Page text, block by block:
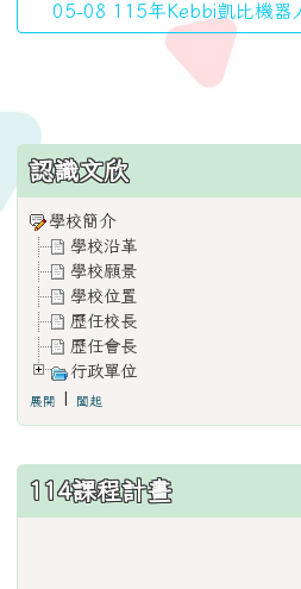
05-08 115年Kebbi凱比機器
認識文欣
學校簡介
學校沿革
學校願景
學校位置
歷任校長
歷任會長
行政單位
展開 闔起
114課程計畫